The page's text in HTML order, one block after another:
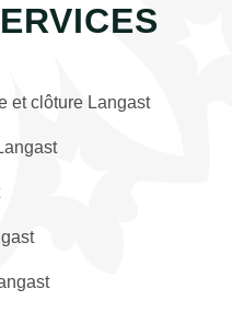
et clôture Langast